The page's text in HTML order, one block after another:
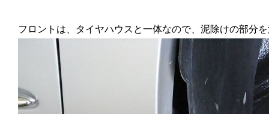
フロントは、タイヤハウスと一体なので、泥除けの部分